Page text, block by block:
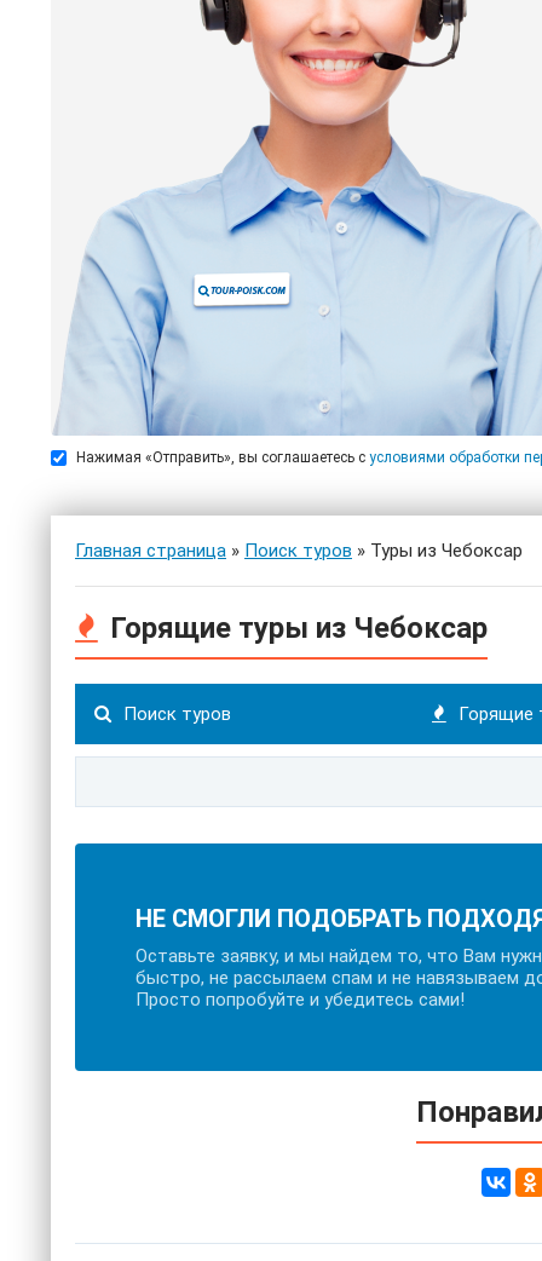
Нажимая «Отправить», вы соглашаетесь с условиями обработки
Главная страница » Поиск туров » Туры из Чебоксар
Горящие туры из Чебоксар
Поиск туров Горящие
НЕ СМОГЛИ ПОДОБРАТЬ
Оставьте заявку, и мы найдем то, что Вам
быстро, не рассылаем спам и не навязываем
Просто попробуйте и убедитесь сами!